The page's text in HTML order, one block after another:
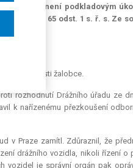
není podkladovým
podle § 65 odst. 1 s. ř. s. Ze
59)
stížnosti žalobce.
rozhodnutí Drážního úřadu ze
k nařízenému přezkoušení
v Praze zamítl. Zdůraznil, že
drážního vozidla, nikoli řízení
je správní orgán pak